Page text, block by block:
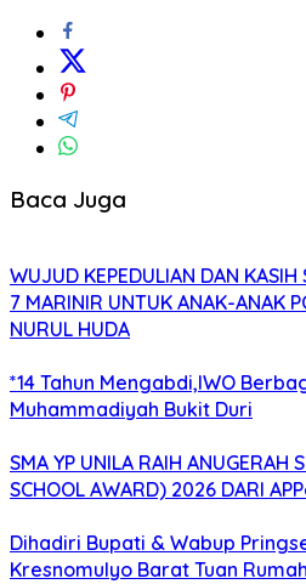
Baca Juga
WUJUD KEPEDULIAN DAN KASIH
7 MARINIR UNTUK ANAK-ANAK
NURUL HUDA
*14 Tahun Mengabdi,IWO
Muhammadiyah Bukit Duri
SMA YP UNILA RAIH ANUGERAH
SCHOOL AWARD) 2026 DARI
Dihadiri Bupati & Wabup
Kresnomulyo Barat Tuan